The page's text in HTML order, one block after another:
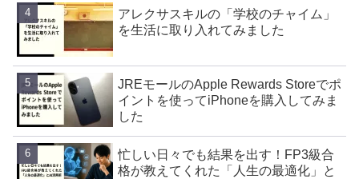
アレクサスキルの「学校のチャイム」
を生活に取り入れてみました
JREモールのApple Rewards Storeでポ
イントを使ってiPhoneを購入してみま
した
忙しい日々でも結果を出す！FP3級合
格が教えてくれた「人生の最適化」と